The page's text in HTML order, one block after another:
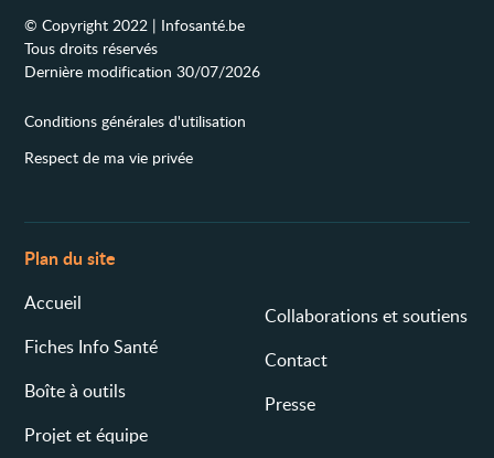
© Copyright 2022 | Infosanté.be
Tous droits réservés
Dernière modification 30/07/2026
Conditions générales d'utilisation
Respect de ma vie privée
Plan du site
Accueil
Fiches Info Santé
Boîte à outils
Projet et équipe
Collaborations et soutiens
Contact
Presse